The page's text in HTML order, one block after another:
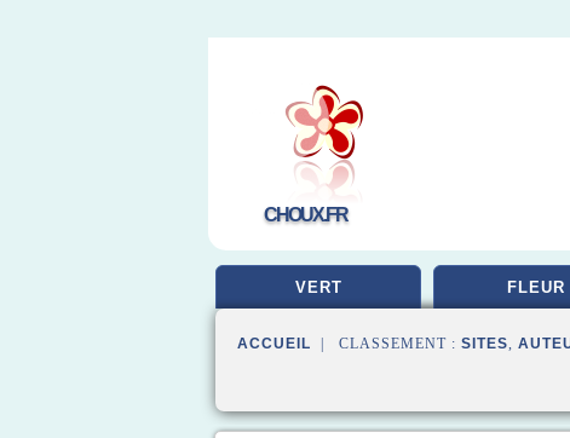
CHOUX.FR
VERT FLEUR
ACCUEIL | CLASSEMENT : SITES,